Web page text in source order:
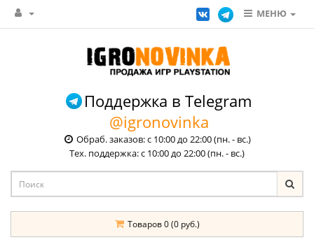
МЕНЮ
Поддержка в Telegram
@igronovinka
Обраб. заказов: с 10:00 до 22:00 (пн. - вс.)
Тех. поддержка: с 10:00 до 22:00 (пн. - вс.)
Товаров 0 (0 руб.)